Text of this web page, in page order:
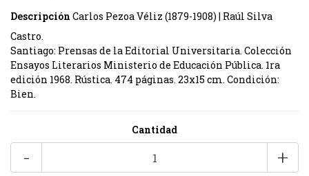
Descripción Carlos Pezoa Véliz (1879-1908) | Raúl Silva
Castro.
Santiago: Prensas de la Editorial Universitaria. Colección
Ensayos Literarios Ministerio de Educación Pública. 1ra
edición 1968. Rústica. 474 páginas. 23x15 cm. Condición:
Bien.
Cantidad
+
-